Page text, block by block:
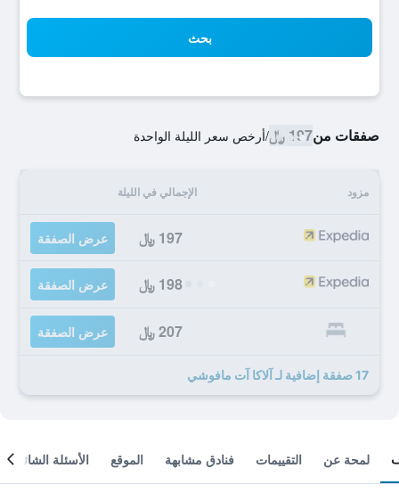
بحث
صفقات من197 ﷼ /أرخص سعر الليلة الواحدة
مزود الإجمالي في الليلة
197 ﷼ عرض الصفقة
198 ﷼ عرض الصفقة
207 ﷼ عرض الصفقة
17 صفقة إضافية لـ آلاكا آت مافوشي
لمحة عن التقييمات فنادق مشابهة الموقع الأسئلة الشائعة